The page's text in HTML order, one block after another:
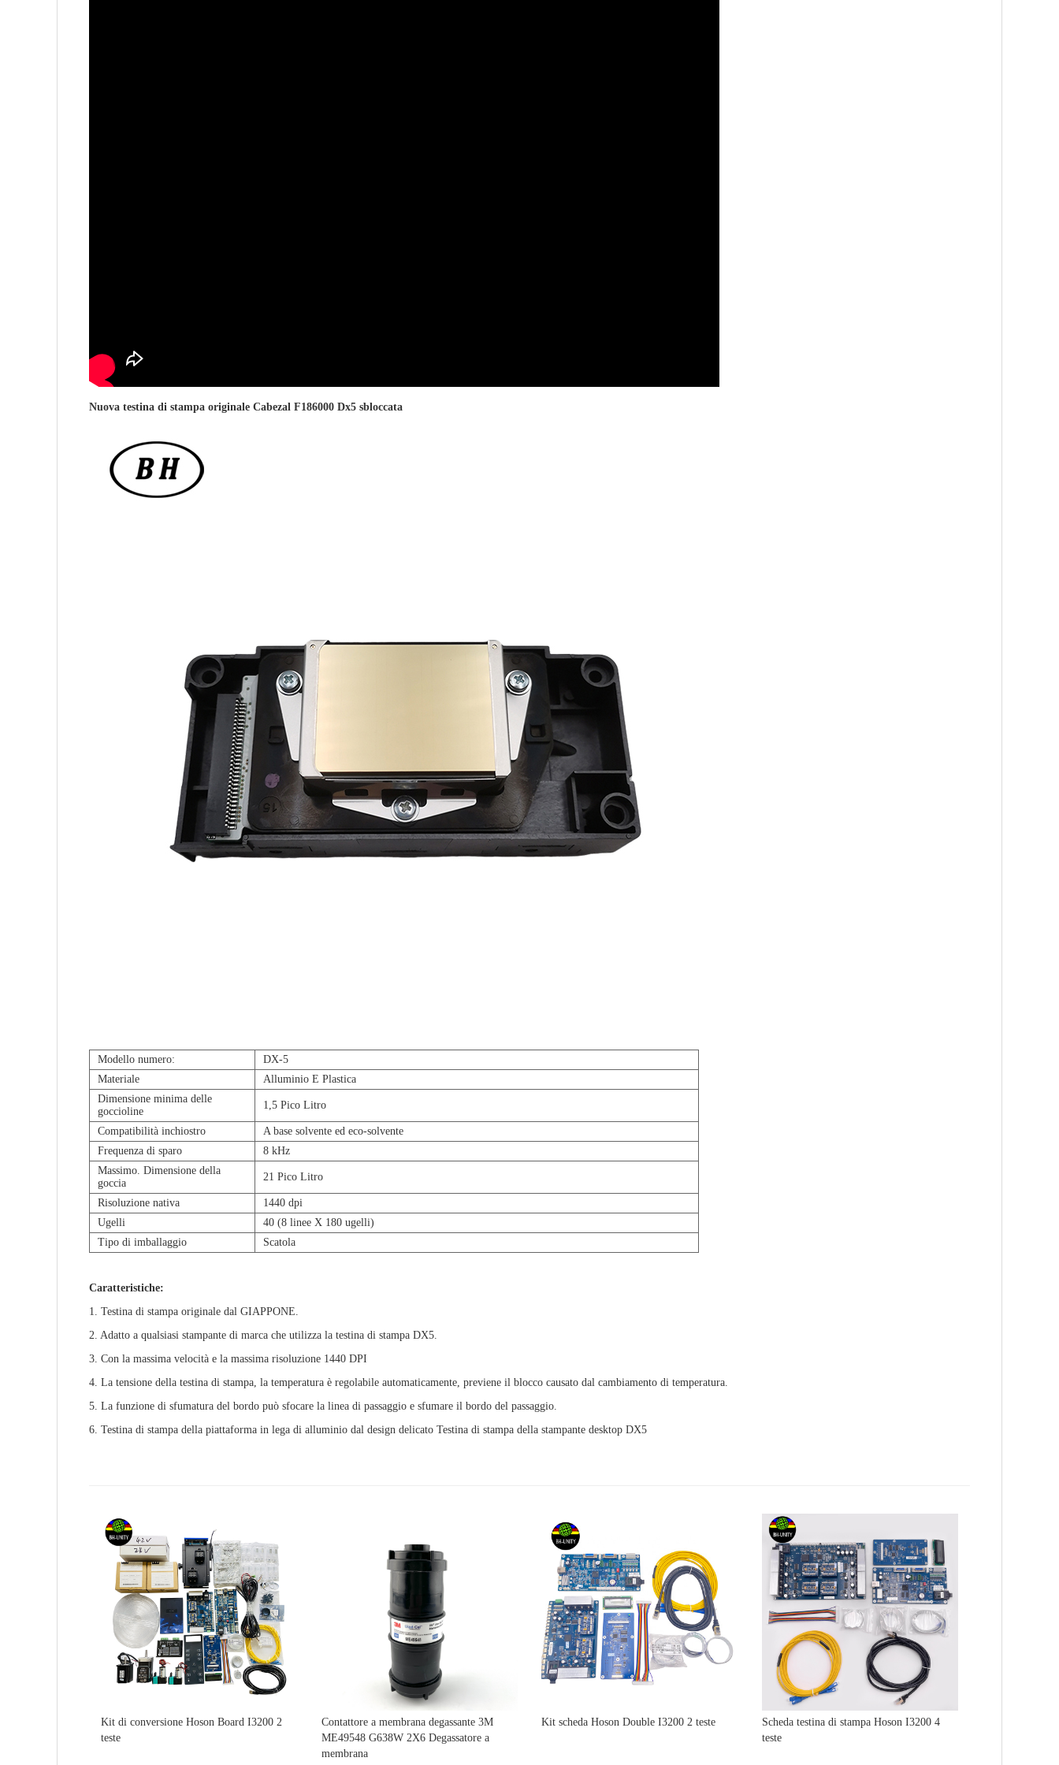
Nuova testina di stampa originale Cabezal F186000 Dx5 sbloccata
Modello numero:
DX-5
Materiale
Alluminio E Plastica
Dimensione minima delle
goccioline
1,5 Pico Litro
Compatibilità inchiostro
A base solvente ed eco-solvente
Frequenza di sparo
8 kHz
Massimo. Dimensione della
goccia
21 Pico Litro
Risoluzione nativa
1440 dpi
Ugelli
40 (8 linee X 180 ugelli)
Tipo di imballaggio
Scatola
Caratteristiche:
1. Testina di stampa originale dal GIAPPONE.
2. Adatto a qualsiasi stampante di marca che utilizza la testina di stampa DX5.
3. Con la massima velocità e la massima risoluzione 1440 DPI
4. La tensione della testina di stampa, la temperatura è regolabile automaticamente, previene il blocco causato dal cambiamento di temperatura.
5. La funzione di sfumatura del bordo può sfocare la linea di passaggio e sfumare il bordo del passaggio.
6. Testina di stampa della piattaforma in lega di alluminio dal design delicato Testina di stampa della stampante desktop DX5
Kit di conversione Hoson Board I3200 2
teste
Contattore a membrana degassante 3M
ME49548 G638W 2X6 Degassatore a
membrana
Kit scheda Hoson Double I3200 2 teste
Scheda testina di stampa Hoson I3200 4
teste